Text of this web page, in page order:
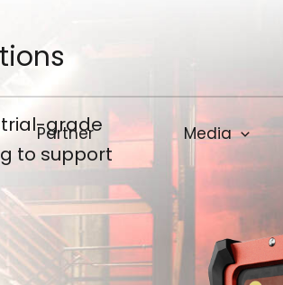
Partner Media
grade
to support